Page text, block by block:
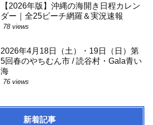
【2026年版】沖縄の海開き日程カレン
ダー｜全25ビーチ網羅＆実況速報
78 views
2026年4月18日（土）・19日（日）第
5回春のやちむん市 / 読谷村・Gala青い
海
76 views
新着記事